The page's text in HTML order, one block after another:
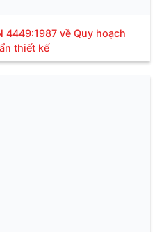
4449:1987 về Quy hoạch
thiết kế